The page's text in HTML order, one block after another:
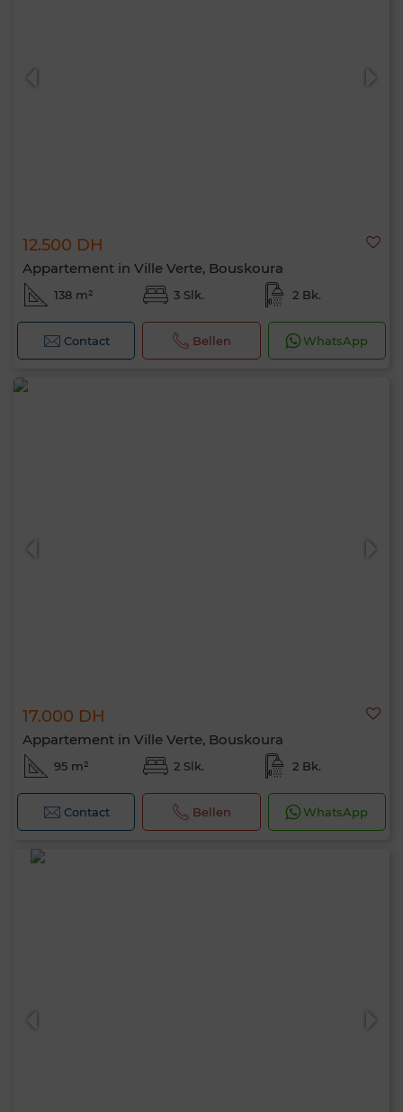
12.500 DH
Appartement in Ville Verte, Bouskoura
138 m² 3 Slk. 2 Bk.
Contact Bellen WhatsApp
17.000 DH
Appartement in Ville Verte, Bouskoura
95 m² 2 Slk. 2 Bk.
Contact Bellen WhatsApp